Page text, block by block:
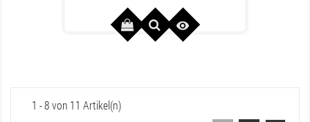

1 - 8 von 11 Artikel(n)